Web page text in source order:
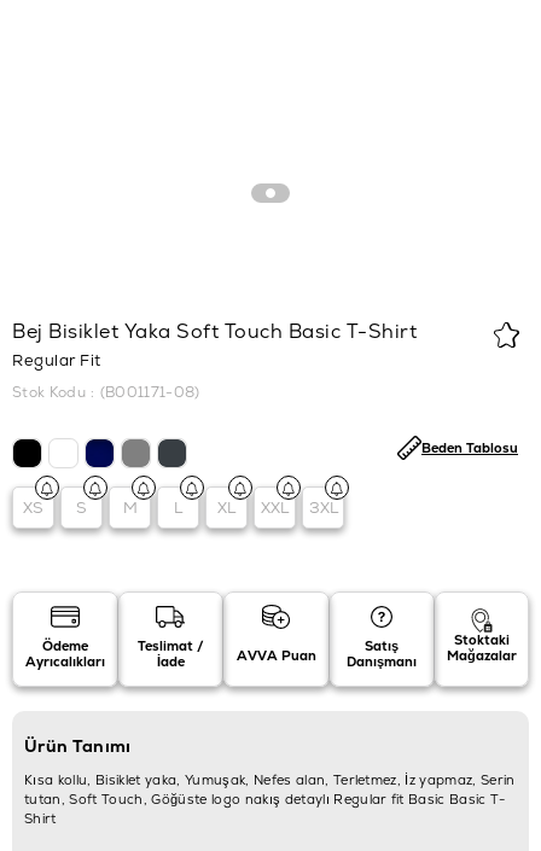
Bej Bisiklet Yaka Soft Touch Basic T-Shirt
Regular Fit
Stok Kodu (B001171-08)
XS S M L XL XXL 3XL
Beden Tablosu
Ödeme
Ayrıcalıkları
Teslimat /
İade
AVVA Puan
Satış
Danışmanı
Stoktaki
Mağazalar
Ürün Tanımı
Kısa kollu, Bisiklet yaka, Yumuşak, Nefes alan, Terletmez, İz yapmaz, Serin
tutan, Soft Touch, Göğüste logo nakış detaylı Regular fit Basic Basic T-
Shirt